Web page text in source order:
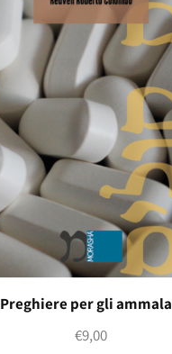
Preghiere per gli
€9,00